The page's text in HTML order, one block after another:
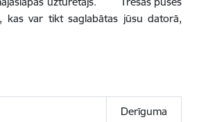
kas var tikt saglabātas jūsu datorā,
Derīguma